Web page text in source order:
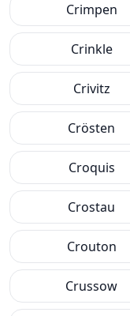
Crimpen
Crinkle
Crivitz
Crösten
Croquis
Crostau
Crouton
Crussow